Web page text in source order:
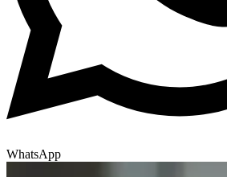
WhatsApp